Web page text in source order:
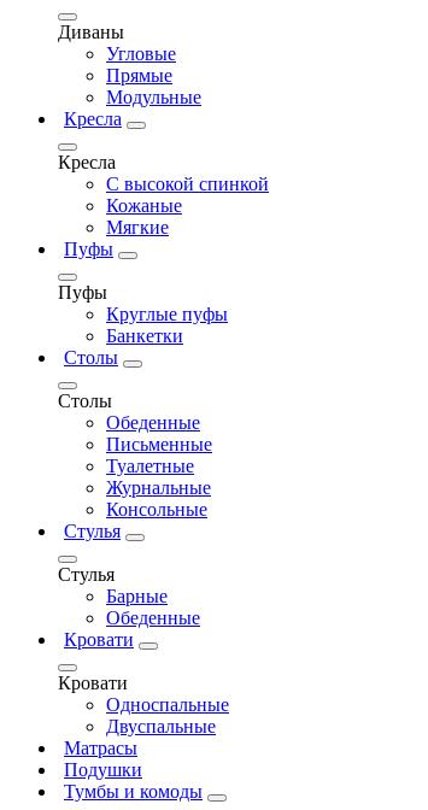
Диваны
Угловые
Прямые
Модульные
Кресла
Кресла
С высокой спинкой
Кожаные
Мягкие
Пуфы
Пуфы
Круглые пуфы
Банкетки
Столы
Столы
Обеденные
Письменные
Туалетные
Журнальные
Консольные
Стулья
Стулья
Барные
Обеденные
Кровати
Кровати
Односпальные
Двуспальные
Матрасы
Подушки
Тумбы и комоды